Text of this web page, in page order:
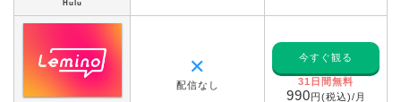
Hulu
✕
配信なし
今すぐ観る
31日間無料
990円(税込)/月